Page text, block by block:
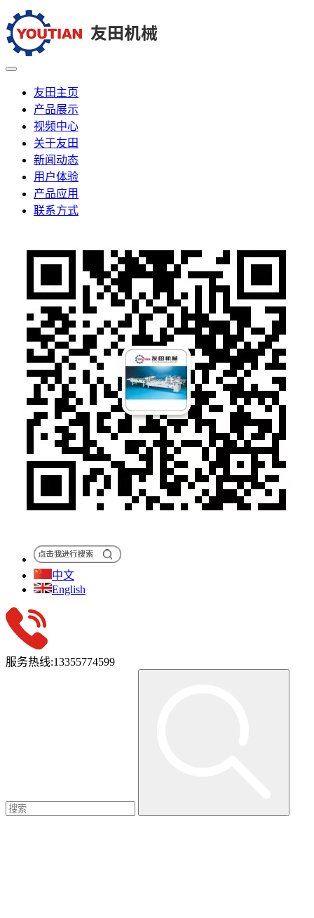
友田主页
产品展示
视频中心
关于友田
新闻动态
用户体验
产品应用
联系方式
中文
English
服务热线:13355774599